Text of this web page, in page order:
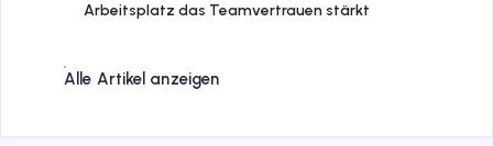
Arbeitsplatz das Teamvertrauen stärkt
Alle Artikel anzeigen